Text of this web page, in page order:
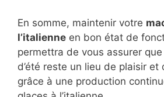
En somme, maintenir votre
l’italienne en bon état de
permettra de vous assurer
d’été reste un lieu de plaisir et
grâce à une production